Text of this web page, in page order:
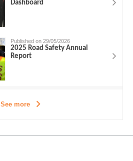
Dashboard
Published on 29/05/2026
2025 Road Safety Annual
Report
See more